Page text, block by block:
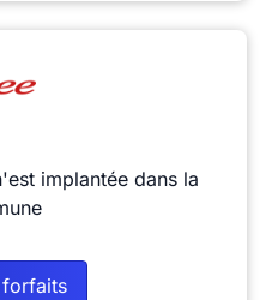
implantée dans la